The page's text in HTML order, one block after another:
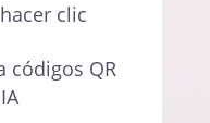
clic
códigos QR